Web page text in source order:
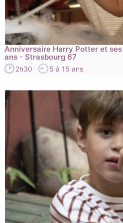
Anniversaire Harry Potter et
ans - Strasbourg 67
2h30 5 à 15 ans